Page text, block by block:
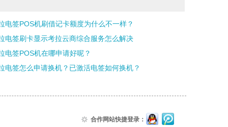
电签POS机刷借记卡额度为什么不一样？
电签刷卡显示考拉云商综合服务怎么解决
电签POS机在哪申请好呢？
电签怎么申请换机？已激活电签如何换机？
合作网站快捷登录：